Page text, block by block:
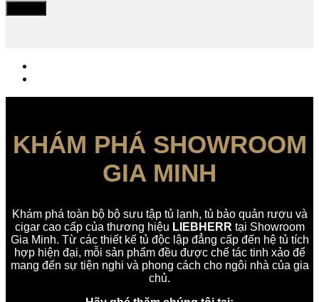
KHÁM PHÁ SHOWROOM
GIA MINH
Khám phá toàn bộ bộ sưu tập tủ lạnh, tủ bảo quản rượu và
cigar cao cấp của thương hiệu LIEBHERR tại Showroom
Gia Minh. Từ các thiết kế tủ độc lập đẳng cấp đến hệ tủ tích
hợp hiện đại, mỗi sản phẩm đều được chế tác tinh xảo để
mang đến sự tiện nghi và phong cách cho ngôi nhà của gia
chủ.